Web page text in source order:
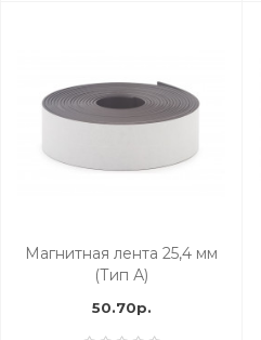
Магнитная лента 25,4 мм
(Тип А)
50.70р.